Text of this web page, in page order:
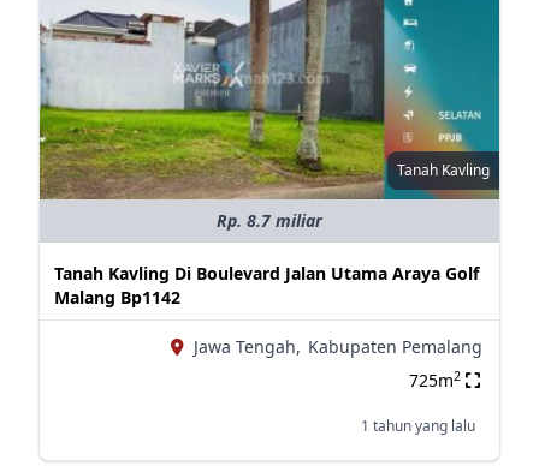
Tanah Kavling
Rp. 8.7 miliar
Tanah Kavling Di Boulevard Jalan Utama Araya Golf
Malang Bp1142
Jawa Tengah, Kabupaten Pemalang
725m2
1 tahun yang lalu